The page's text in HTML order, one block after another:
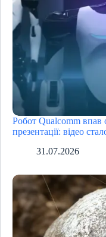
Робот Qualcomm впав
презентації: відео
31.07.2026